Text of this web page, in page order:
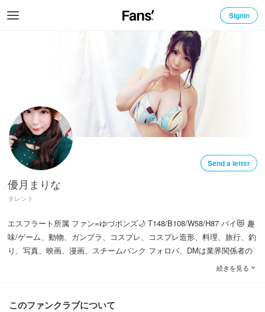
Signin
Send a letter
優月まりな
タレント
エスフラート所属 ファン=ゆづポンズ🌙 T148/B108/W58/H87 バイ😻 趣
味/ゲーム、動物、ガンプラ、コスプレ、コスプレ造形、料理、旅行、釣
り、写真、映画、漫画、スチームパンク フォロバ、DMは業界関係者の
続きを見る
このファンクラブについて